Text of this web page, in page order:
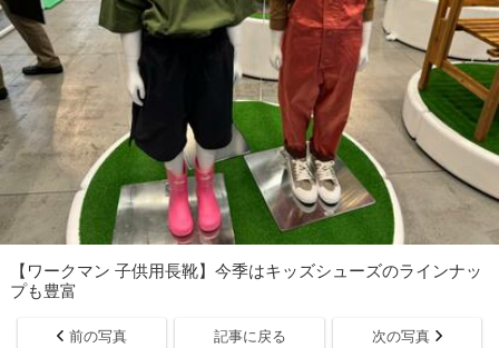
【ワークマン 子供用長靴】今季はキッズシューズのラインナッ
プも豊富
前の写真 記事に戻る 次の写真